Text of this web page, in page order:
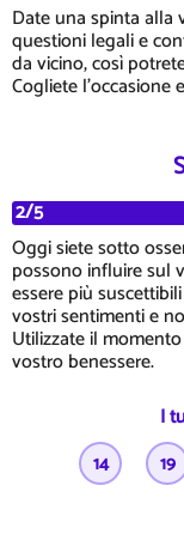
Date una spinta alla
questioni legali e
da vicino, così
Cogliete l'occasione
2/5
Oggi siete sotto
possono influire sul
essere più
vostri sentimenti e
Utilizzate il
vostro benessere.
I
14 19